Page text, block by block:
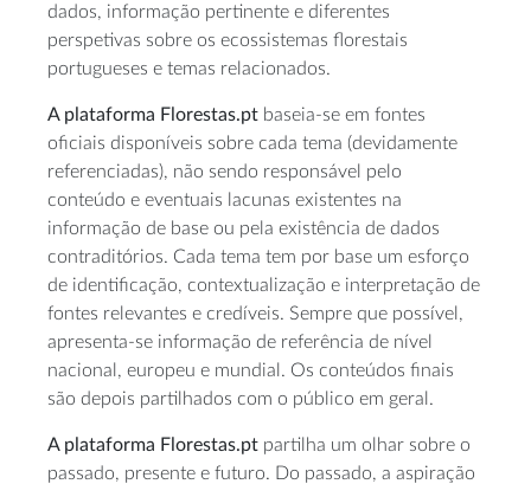
dados, informação pertinente e diferentes
perspetivas sobre os ecossistemas florestais
portugueses e temas relacionados.
A plataforma Florestas.pt baseia-se em fontes
oficiais disponíveis sobre cada tema (devidamente
referenciadas), não sendo responsável pelo
conteúdo e eventuais lacunas existentes na
informação de base ou pela existência de dados
contraditórios. Cada tema tem por base um esforço
de identificação, contextualização e interpretação de
fontes relevantes e credíveis. Sempre que possível,
apresenta-se informação de referência de nível
nacional, europeu e mundial. Os conteúdos finais
são depois partilhados com o público em geral.
A plataforma Florestas.pt partilha um olhar sobre o
passado, presente e futuro. Do passado, a aspiração